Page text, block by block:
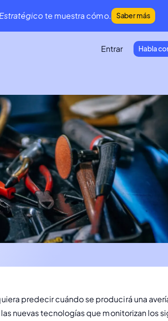
te muestra cómo. Saber más
Entrar Habla
IFM Community
Una comunidad global de líderes de
Facility Management y Mantenimiento.
Developer Portal
Conecta tu ecosistema tecnológico a
Infraspeak.
predecir cuándo se producirá una
nuevas tecnologías que monitorizan los